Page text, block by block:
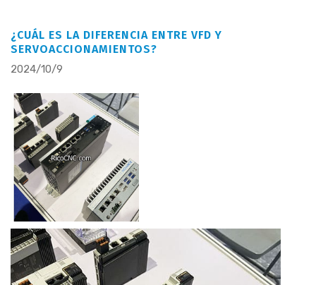
¿CUÁL ES LA DIFERENCIA ENTRE VFD Y
SERVOACCIONAMIENTOS?
2024/10/9